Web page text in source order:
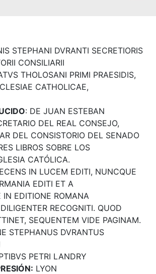
STEPHANI DVRANTI SECRETIORIS
CONSILIARII
THOLOSANI PRIMI PRAESIDIS,
CATHOLICAE,
: DE JUAN ESTEBAN
DEL REAL CONSEJO,
DEL CONSISTORIO DEL SENADO
LIBROS SOBRE LOS
CATÓLICA.
IN LUCEM EDITI, NUNCQUE
EDITI ET A
IN EDITIONE ROMANA
RECOGNITI. QUOD
SEQUENTEM VIDE PAGINAM.
STEPHANUS DVRANTUS
PETRI LANDRY
LYON